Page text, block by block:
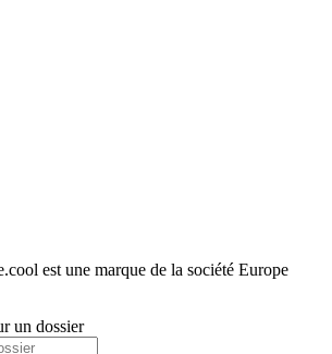
est une marque de la société Europe
un dossier